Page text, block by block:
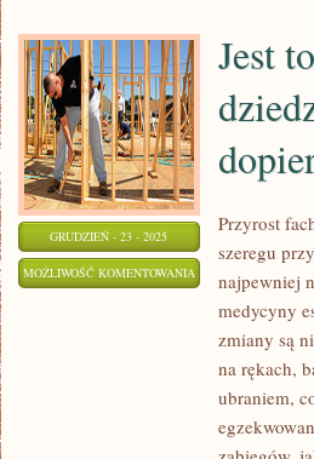
GRUDZIEŃ - 23 - 2025
MOŻLIWOŚĆ KOMENTOWANIA
STOSUNKOWO
INNOWACYJNA
DZIEDZINA,
JAKA
ŚWIECI
Jest
Przyrost
szeregu
najpewniej
medycyny
zmiany są
na rękach,
ubraniem,